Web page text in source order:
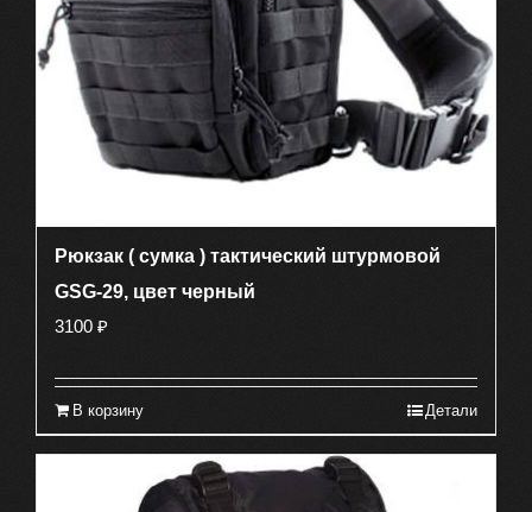
Рюкзак ( сумка ) тактический штурмовой
GSG-29, цвет черный
3100 ₽
В корзину Детали